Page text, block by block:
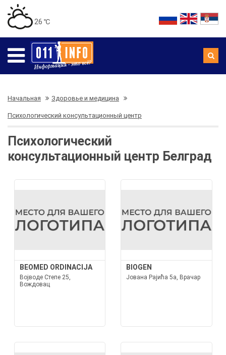
26 ℃
Начальная Здоровье и медицина
Психологический консультационный центр
Психологический
консультационный центр Белград
BEOMED ORDINACIJA
Војводе Степе 25,
Вождовац
BIOGEN
Јована Рајића 5а, Врачар